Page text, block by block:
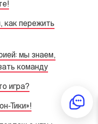
как пережить
мы знаем,
команду
игра?
Тики»!